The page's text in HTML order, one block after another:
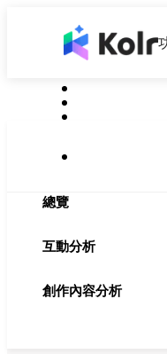
總覽
互動分析
創作內容分析